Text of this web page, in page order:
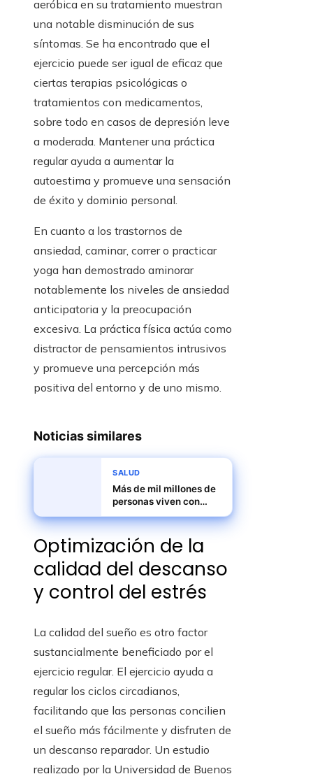
aeróbica en su tratamiento muestran
una notable disminución de sus
síntomas. Se ha encontrado que el
ejercicio puede ser igual de eficaz que
ciertas terapias psicológicas o
tratamientos con medicamentos,
sobre todo en casos de depresión leve
a moderada. Mantener una práctica
regular ayuda a aumentar la
autoestima y promueve una sensación
de éxito y dominio personal.
En cuanto a los trastornos de
ansiedad, caminar, correr o practicar
yoga han demostrado aminorar
notablemente los niveles de ansiedad
anticipatoria y la preocupación
excesiva. La práctica física actúa como
distractor de pensamientos intrusivos
y promueve una percepción más
positiva del entorno y de uno mismo.
Noticias similares
SALUD
Más de mil millones de
personas viven con
problemas de salud
mental, urge mejorar
los servicios
Optimización de la
calidad del descanso
y control del estrés
La calidad del sueño es otro factor
sustancialmente beneficiado por el
ejercicio regular. El ejercicio ayuda a
regular los ciclos circadianos,
facilitando que las personas concilien
el sueño más fácilmente y disfruten de
un descanso reparador. Un estudio
realizado por la Universidad de Buenos